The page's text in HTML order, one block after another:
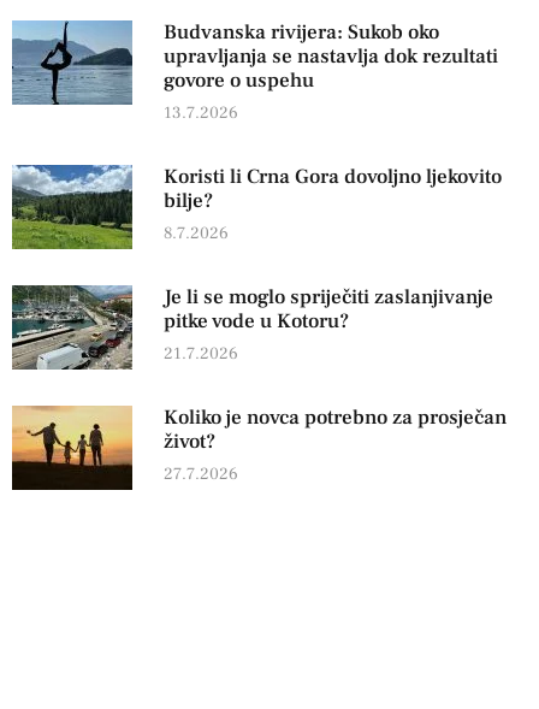
Budvanska rivijera: Sukob oko
upravljanja se nastavlja dok rezultati
govore o uspehu
13.7.2026
Koristi li Crna Gora dovoljno ljekovito
bilje?
8.7.2026
Je li se moglo spriječiti zaslanjivanje
pitke vode u Kotoru?
21.7.2026
Koliko je novca potrebno za prosječan
život?
27.7.2026